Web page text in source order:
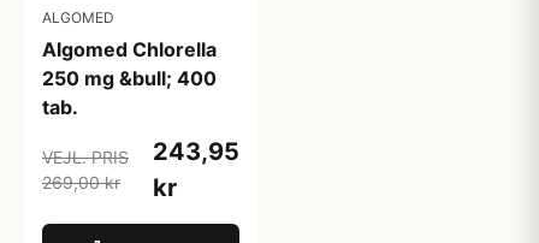
ALGOMED
Algomed Chlorella
250 mg &bull; 400
tab.
VEJL. PRIS
269,00 kr
243,95
kr